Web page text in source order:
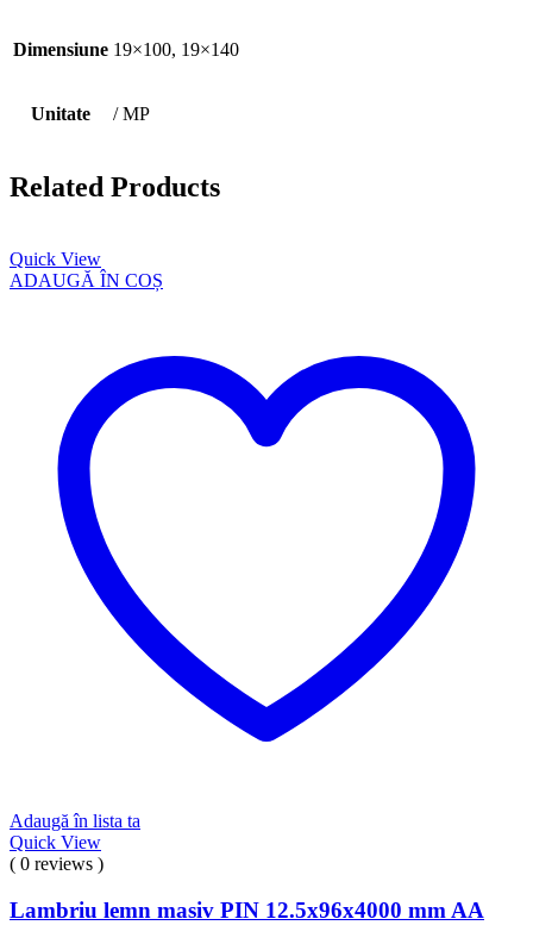
Dimensiune 19×100, 19×140
Unitate / MP
Related Products
Quick View
ADAUGĂ ÎN COȘ
Adaugă în lista ta
Quick View
( 0 reviews )
Lambriu lemn masiv PIN 12.5x96x4000 mm AA